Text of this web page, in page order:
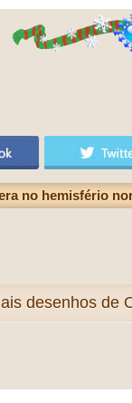
no hemisfério
desenhos de